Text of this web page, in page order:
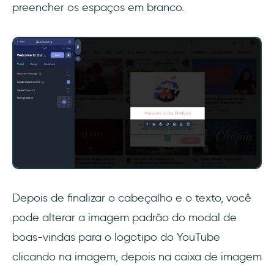
preencher os espaços em branco.
Depois de finalizar o cabeçalho e o texto, você
pode alterar a imagem padrão do modal de
boas-vindas para o logotipo do YouTube
clicando na imagem, depois na caixa de imagem